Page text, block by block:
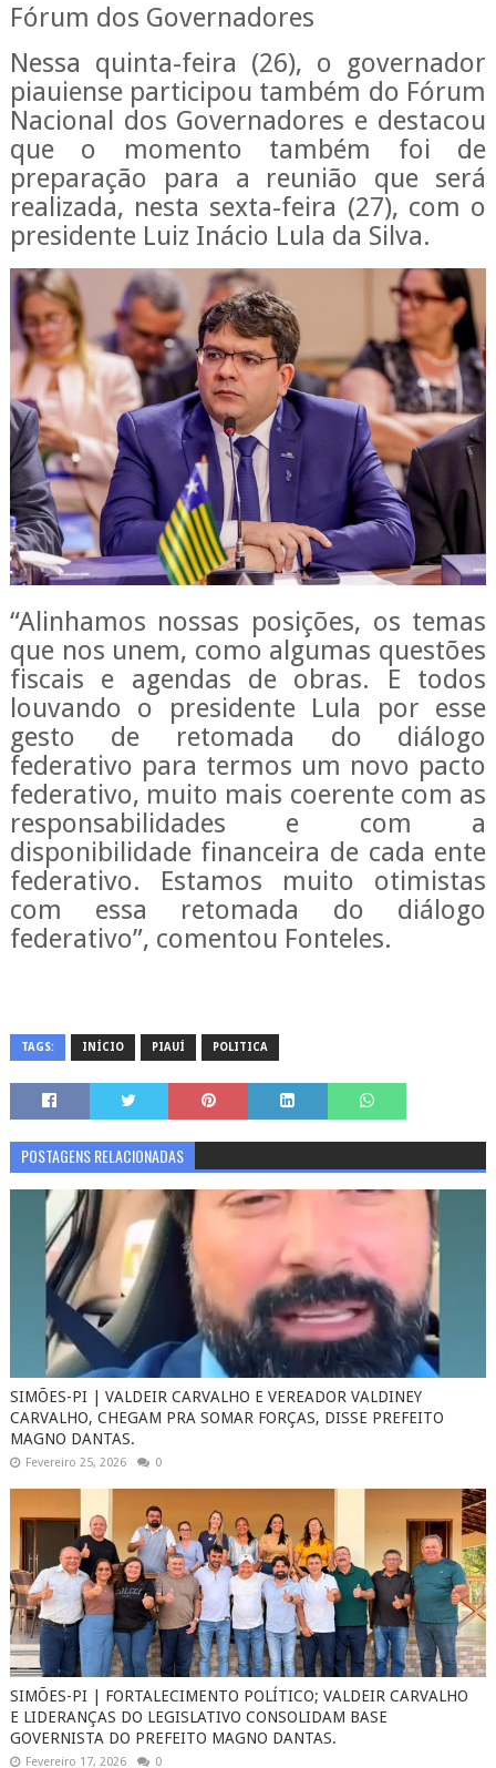
Fórum dos Governadores
Nessa quinta-feira (26), o governador
piauiense participou também do Fórum
Nacional dos Governadores e destacou
que o momento também foi de
preparação para a reunião que será
realizada, nesta sexta-feira (27), com o
presidente Luiz Inácio Lula da Silva.
“Alinhamos nossas posições, os temas
que nos unem, como algumas questões
fiscais e agendas de obras. E todos
louvando o presidente Lula por esse
gesto de retomada do diálogo
federativo para termos um novo pacto
federativo, muito mais coerente com as
responsabilidades e com a
disponibilidade financeira de cada ente
federativo. Estamos muito otimistas
com essa retomada do diálogo
federativo”, comentou Fonteles.
TAGS: INÍCIO PIAUÍ POLITICA
POSTAGENS RELACIONADAS
SIMÕES-PI | VALDEIR CARVALHO E VEREADOR VALDINEY
CARVALHO, CHEGAM PRA SOMAR FORÇAS, DISSE PREFEITO
MAGNO DANTAS.
Fevereiro 25, 2026 0
SIMÕES-PI | FORTALECIMENTO POLÍTICO; VALDEIR CARVALHO
E LIDERANÇAS DO LEGISLATIVO CONSOLIDAM BASE
GOVERNISTA DO PREFEITO MAGNO DANTAS.
Fevereiro 17, 2026 0